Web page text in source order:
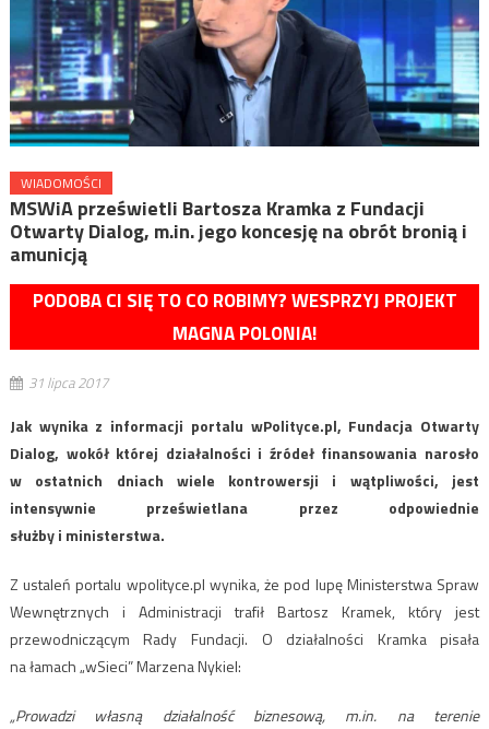
WIADOMOŚCI
MSWiA prześwietli Bartosza Kramka z Fundacji
Otwarty Dialog, m.in. jego koncesję na obrót bronią i
amunicją
PODOBA CI SIĘ TO CO ROBIMY? WESPRZYJ PROJEKT
MAGNA POLONIA!
31 lipca 2017
Jak wynika z informacji portalu wPolityce.pl, Fundacja Otwarty
Dialog, wokół której działalności i źródeł finansowania narosło
w ostatnich dniach wiele kontrowersji i wątpliwości, jest
intensywnie prześwietlana przez odpowiednie
służby i ministerstwa.
Z ustaleń portalu wpolityce.pl wynika, że pod lupę Ministerstwa Spraw
Wewnętrznych i Administracji trafił Bartosz Kramek, który jest
przewodniczącym Rady Fundacji. O działalności Kramka pisała
na łamach „wSieci” Marzena Nykiel:
„Prowadzi własną działalność biznesową, m.in. na terenie